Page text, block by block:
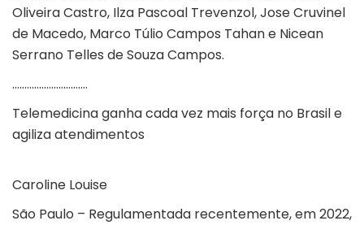
Oliveira Castro, Ilza Pascoal Trevenzol, Jose Cruvinel
de Macedo, Marco Túlio Campos Tahan e Nicean
Serrano Telles de Souza Campos.
………………………….
Telemedicina ganha cada vez mais força no Brasil e
agiliza atendimentos
Caroline Louise
São Paulo – Regulamentada recentemente, em 2022,